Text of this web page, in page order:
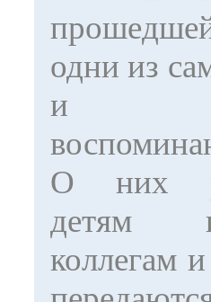
одни из
и
О них
детям
коллегам